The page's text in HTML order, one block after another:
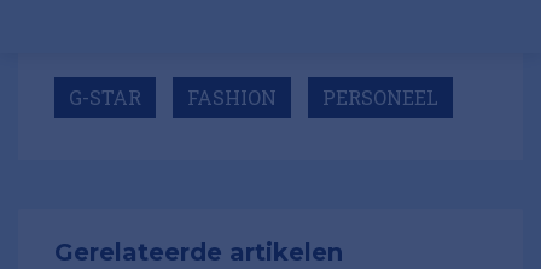
G-STAR FASHION PERSONEEL
Gerelateerde artikelen